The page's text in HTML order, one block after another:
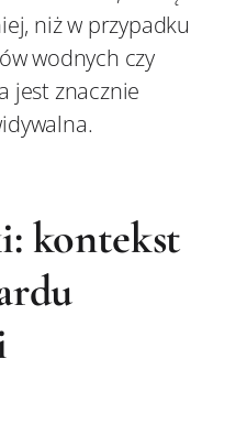
niż w przypadku
wodnych czy
jest znacznie
kontekst